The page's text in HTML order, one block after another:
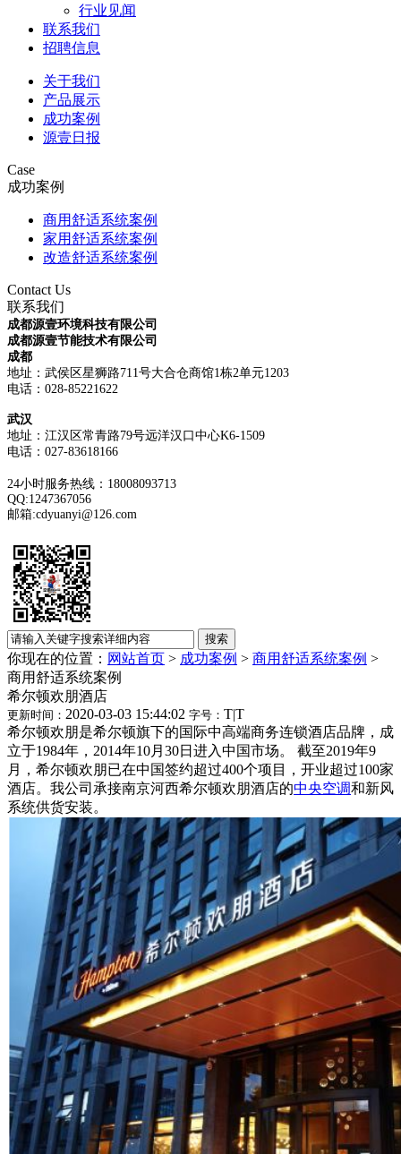
行业见闻
联系我们
招聘信息
关于我们
产品展示
成功案例
源壹日报
Case
成功案例
商用舒适系统案例
家用舒适系统案例
改造舒适系统案例
Contact Us
联系我们
成都源壹环境科技有限公司
成都源壹节能技术有限公司
成都
地址：武侯区星狮路711号大合仓商馆1栋2单元1203
电话：028-85221622
武汉
地址：江汉区常青路79号远洋汉口中心K6-1509
电话： 027-83618166
24小时服务热线：18008093713
QQ:1247367056
邮箱:cdyuanyi@126.com
你现在的位置： 网站首页 > 成功案例 > 商用舒适系统案例 >
商用舒适系统案例
​希尔顿欢朋酒店
更新时间： 2020-03-03 15:44:02 字号： T|T
希尔顿欢朋是希尔顿旗下的国际中高端商务连锁酒店品牌，成
立于1984年，2014年10月30日进入中国市场。 截至2019年9
月，希尔顿欢朋已在中国签约超过400个项目，开业超过100家
酒店。我公司承接南京河西希尔顿欢朋酒店的中央空调和新风
系统供货安装。